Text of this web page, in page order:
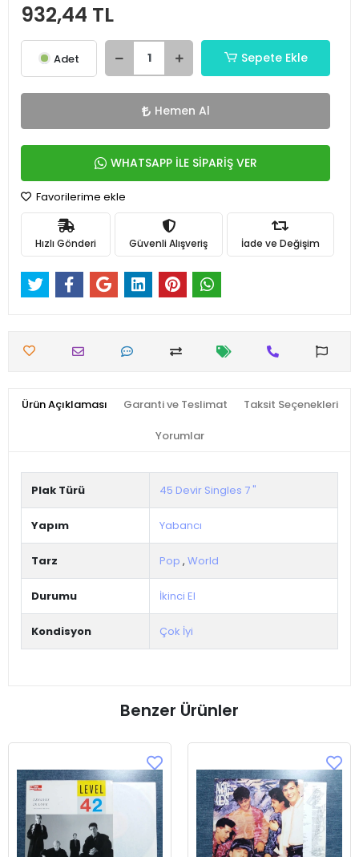
932,44 TL
Adet Sepete Ekle
Hemen Al
WHATSAPP İLE SİPARİŞ VER
Favorilerime ekle
Hızlı Gönderi Güvenli Alışveriş İade ve Değişim
Ürün Açıklaması Garanti ve Teslimat Taksit Seçenekleri
Yorumlar
Plak Türü 45 Devir Singles 7 "
Yapım Yabancı
Tarz Pop , World
Durumu İkinci El
Kondisyon Çok İyi
Benzer Ürünler